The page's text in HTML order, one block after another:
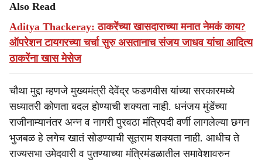
Also Read
Aditya Thackeray: ठाकरेंच्या खासदाराच्या मनात नेमकं काय?
ऑपरेशन टायगरच्या चर्चा सुरु असतानाच संजय जाधव यांचा आदित्य
ठाकरेंना खास मेसेज
चौथा मुद्दा म्हणजे मुख्यमंत्री देवेंद्र फडणवीस यांच्या सरकारमध्ये
सध्यातरी कोणता बदल होण्याची शक्यता नाही. धनंजय मुंडेंच्या
राजीनाम्यानंतर अन्न व नागरी पुरवठा मंत्रि‍पदी वर्णी लागलेल्या छगन
भुजबळ हे लगेच खातं सोडण्याची सूतराम शक्यता नाही. आधीच ते
राज्यसभा उमेदवारी व पुतण्याच्या मंत्रिमंडळातील समावेशावरुन